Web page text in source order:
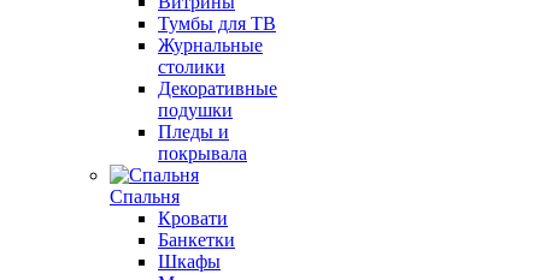
Тумбы для ТВ
Журнальные
столики
Декоративные
подушки
Пледы и
покрывала
Спальня
Кровати
Банкетки
Шкафы